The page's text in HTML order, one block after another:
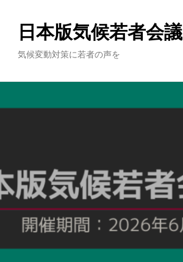
日本版気候若者会議
気候変動対策に若者の声を